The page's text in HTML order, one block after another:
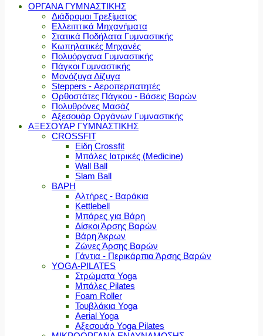
ΟΡΓΑΝΑ ΓΥΜΝΑΣΤΙΚΗΣ
Διάδρομοι Τρεξίματος
Ελλειπτικά Μηχανήματα
Στατικά Ποδήλατα Γυμναστικής
Κωπηλατικές Μηχανές
Πολυόργανα Γυμναστικής
Πάγκοι Γυμναστικής
Μονόζυγα Δίζυγα
Steppers - Αεροπερπατητές
Ορθοστάτες Πάγκου - Βάσεις Βαρών
Πολυθρόνες Μασάζ
Αξεσουάρ Οργάνων Γυμναστικής
ΑΞΕΣΟΥΑΡ ΓΥΜΝΑΣΤΙΚΗΣ
CROSSFIT
Είδη Crossfit
Μπάλες Ιατρικές (Medicine)
Wall Ball
Slam Ball
ΒΑΡΗ
Αλτήρες - Βαράκια
Kettlebell
Μπάρες για Βάρη
Δίσκοι Άρσης Βαρών
Βάρη Άκρων
Ζώνες Άρσης Βαρών
Γάντια - Περικάρπια Άρσης Βαρών
YOGA-PILATES
Στρώματα Yoga
Μπάλες Pilates
Foam Roller
Τουβλάκια Yoga
Aerial Yoga
Αξεσουάρ Yoga Pilates